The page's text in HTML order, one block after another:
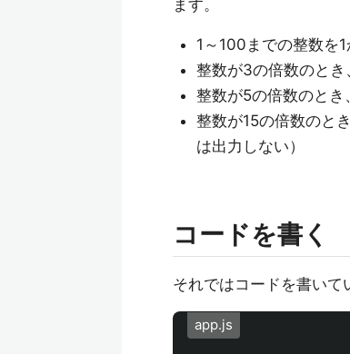
ます。
1～100までの整数を
整数が3の倍数のと
整数が5の倍数のとき
整数が15の倍数のと
は出力しない）
コードを書く
それではコードを書いて
app.js